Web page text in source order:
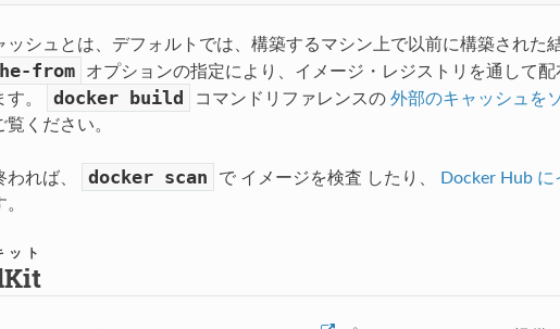
ッシュとは、デフォルトでは、構築するマシン上で以前に構築された
from
オプションの指定により、イメージ・レジストリを通して配
す。
docker build コマンドリファレンスの 外部のキャッシュを
覧ください。
われば、 docker scan で イメージを検査 したり、 Docker Hub
ット